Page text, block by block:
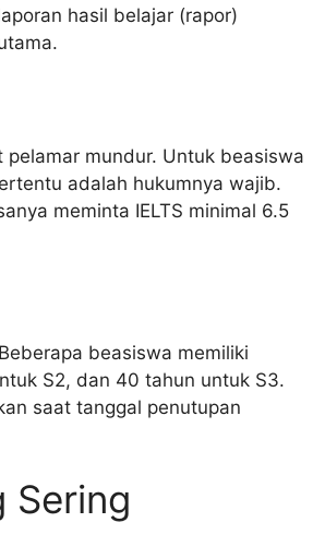
hasil belajar (rapor)
mundur. Untuk beasiswa
adalah hukumnya wajib.
meminta IELTS minimal 6.5
beasiswa memiliki
S2, dan 40 tahun untuk S3.
saat tanggal penutupan
Sering